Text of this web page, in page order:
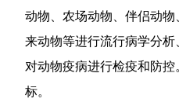
动物、农场动物、伴侣动
来动物等进行流行病学分析
对动物疫病进行检疫和防
标。